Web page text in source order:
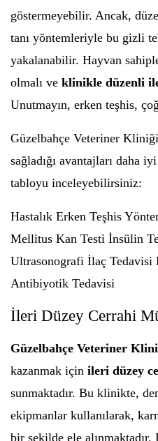
göstermeyebilir. Ancak,
tanı yöntemleriyle bu gizli
yakalanabilir. Hayvan
olmalı ve klinikle düzenli
Unutmayın, erken teşhis,
Güzelbahçe Veteriner
sağladığı avantajları daha
tabloyu inceleyebilirsiniz:
Hastalık Erken Teşhis
Mellitus Kan Testi İnsülin
Ultrasonografi İlaç Tedavisi
Antibiyotik Tedavisi
İleri Düzey Cerrahi
Güzelbahçe Veteriner
kazanmak için ileri düzey
sunmaktadır. Bu klinikte,
ekipmanlar kullanılarak,
bir şekilde ele alınmaktadır.